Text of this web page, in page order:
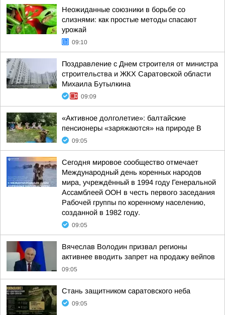
Неожиданные союзники в борьбе со
слизнями: как простые методы спасают
урожай
09:10
Поздравление с Днем строителя от министра
строительства и ЖКХ Саратовской области
Михаила Бутылкина
09:09
«Активное долголетие»: балтайские
пенсионеры «заряжаются» на природе В
09:05
Сегодня мировое сообщество отмечает
Международный день коренных народов
мира, учреждённый в 1994 году Генеральной
Ассамблеей ООН в честь первого заседания
Рабочей группы по коренному населению,
созданной в 1982 году.
09:05
Вячеслав Володин призвал регионы
активнее вводить запрет на продажу вейпов
09:05
Стань защитником саратовского неба
09:05